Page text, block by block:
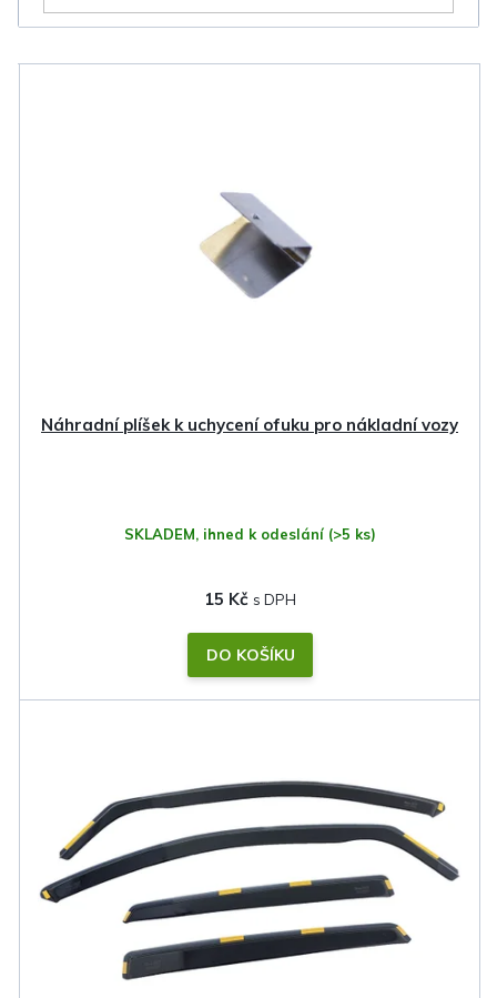
Náhradní plíšek k uchycení ofuku pro nákladní vozy
SKLADEM, ihned k odeslání (>5 ks)
15 Kč
DO KOŠÍKU